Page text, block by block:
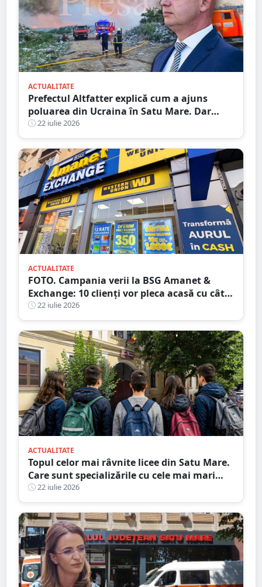
ACTUALITATE
Prefectul Altfatter explică cum a ajuns
poluarea din Ucraina în Satu Mare. Dar
nimic despre RATEUL instituțiilor publice
22 iulie 2026
ACTUALITATE
FOTO. Campania verii la BSG Amanet &
Exchange: 10 clienți vor pleca acasă cu câte
1.000 EURO CASH!
22 iulie 2026
ACTUALITATE
Topul celor mai râvnite licee din Satu Mare.
Care sunt specializările cu cele mai mari
medii de intrare
22 iulie 2026